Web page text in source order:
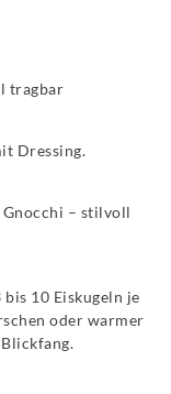
tragbar
Dressing.
– stilvoll
10 Eiskugeln je
oder warmer